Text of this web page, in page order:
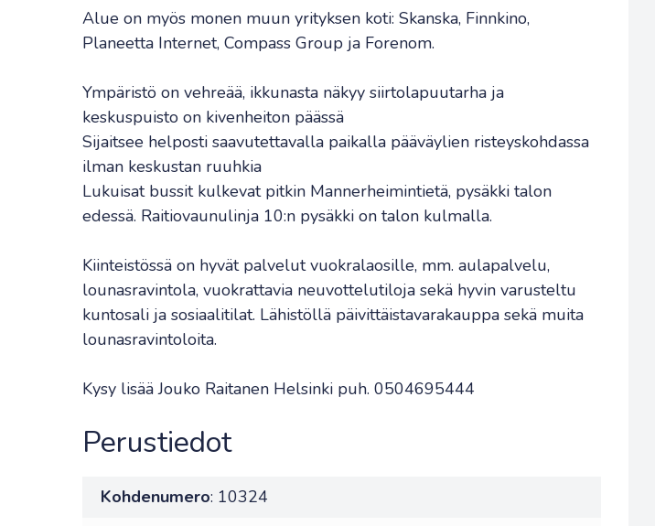
Alue on myös monen muun yrityksen koti: Skanska, Finnkino,
Planeetta Internet, Compass Group ja Forenom.
Ympäristö on vehreää, ikkunasta näkyy siirtolapuutarha ja
keskuspuisto on kivenheiton päässä
Sijaitsee helposti saavutettavalla paikalla pääväylien risteyskohdassa
ilman keskustan ruuhkia
Lukuisat bussit kulkevat pitkin Mannerheimintietä, pysäkki talon
edessä. Raitiovaunulinja 10:n pysäkki on talon kulmalla.
Kiinteistössä on hyvät palvelut vuokralaosille, mm. aulapalvelu,
lounasravintola, vuokrattavia neuvottelutiloja sekä hyvin varusteltu
kuntosali ja sosiaalitilat. Lähistöllä päivittäistavarakauppa sekä muita
lounasravintoloita.
Kysy lisää Jouko Raitanen Helsinki puh. 0504695444
Perustiedot
Kohdenumero: 10324